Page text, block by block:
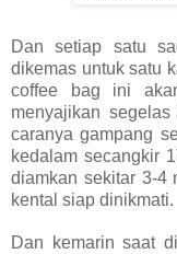
Dan setiap satu
dikemas untuk satu
coffee bag ini
menyajikan segelas
caranya gampang
kedalam secangkir
diamkan sekitar 3-4
kental siap dinikmati.
Dan kemarin saat